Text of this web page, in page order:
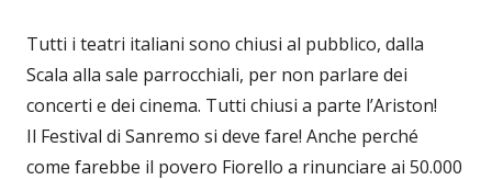
Tutti i teatri italiani sono chiusi al pubblico, dalla
Scala alla sale parrocchiali, per non parlare dei
concerti e dei cinema. Tutti chiusi a parte l’Ariston!
Il Festival di Sanremo si deve fare! Anche perché
come farebbe il povero Fiorello a rinunciare ai 50.000